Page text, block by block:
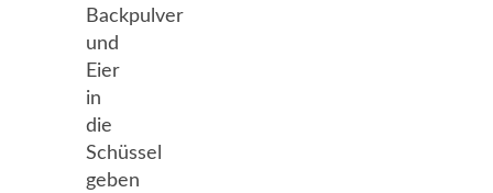
Backpulver
und
Eier
in
die
Schüssel
geben